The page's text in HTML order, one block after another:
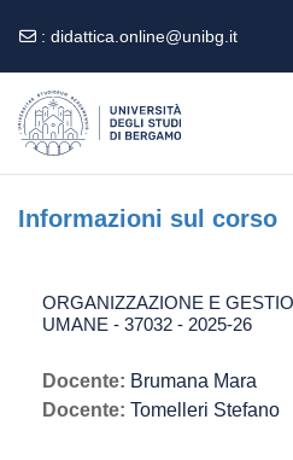
: didattica.online@unibg.it
Informazioni sul corso
ORGANIZZAZIONE E
UMANE - 37032 - 2025-26
Docente: Brumana Mara
Docente: Tomelleri Stefano